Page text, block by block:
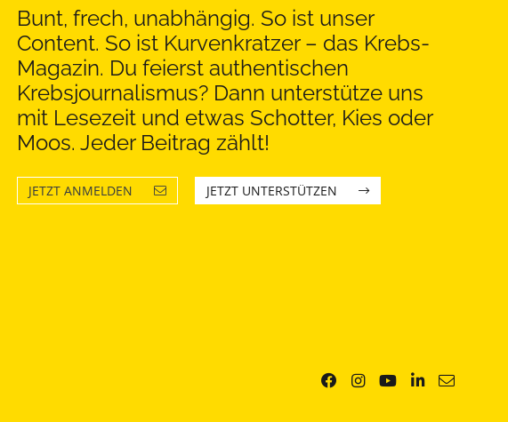
Bunt, frech, unabhängig. So ist unser
Content. So ist Kurvenkratzer – das Krebs-
Magazin. Du feierst authentischen
Krebsjournalismus? Dann unterstütze uns
mit Lesezeit und etwas Schotter, Kies oder
Moos. Jeder Beitrag zählt!
JETZT ANMELDEN JETZT UNTERSTÜTZEN